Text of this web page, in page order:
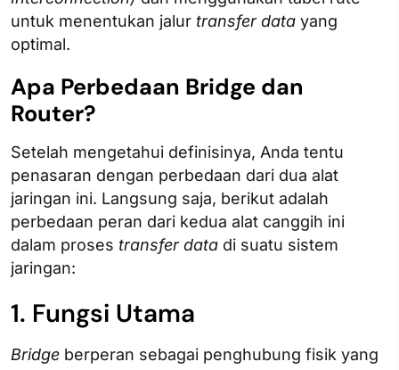
untuk menentukan jalur transfer data yang
optimal.
Apa Perbedaan Bridge dan
Router?
Setelah mengetahui definisinya, Anda tentu
penasaran dengan perbedaan dari dua alat
jaringan ini. Langsung saja, berikut adalah
perbedaan peran dari kedua alat canggih ini
dalam proses transfer data di suatu sistem
jaringan:
1. Fungsi Utama
Bridge berperan sebagai penghubung fisik yang